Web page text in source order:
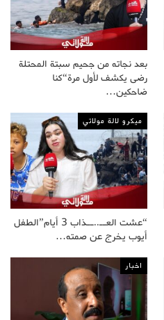
بعد نجاته من جحيم سبتة المحتلة
رضى يكشف لأول مرة“كنا
ضاحكين…
ميكرو لالة مولاتي
“عشت العــ..ــذاب 3 أيام”الطفل
أيوب يخرج عن صمته…
اخبار